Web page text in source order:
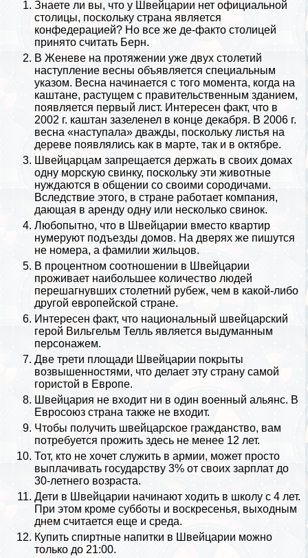
Знаете ли вы, что у Швейцарии нет официальной
столицы, поскольку страна является
конфедерацией? Но все же де-факто столицей
принято считать Берн.
В Женеве на протяжении уже двух столетий
наступление весны объявляется специальным
указом. Весна начинается с того момента, когда на
каштане, растущем с правительственным зданием,
появляется первый лист. Интересен факт, что в
2002 г. каштан зазеленел в конце декабря. В 2006 г.
весна «наступала» дважды, поскольку листья на
дереве появлялись как в марте, так и в октябре.
Швейцарцам запрещается держать в своих домах
одну морскую свинку, поскольку эти животные
нуждаются в общении со своими сородичами.
Вследствие этого, в стране работает компания,
дающая в аренду одну или несколько свинок.
Любопытно, что в Швейцарии вместо квартир
нумеруют подъезды домов. На дверях же пишутся
не номера, а фамилии жильцов.
В процентном соотношении в Швейцарии
проживает наибольшее количество людей
перешагнувших столетний рубеж, чем в какой-либо
другой европейской стране.
Интересен факт, что национальный швейцарский
герой Вильгельм Телль является выдуманным
персонажем.
Две трети площади Швейцарии покрыты
возвышенностями, что делает эту страну самой
гористой в Европе.
Швейцария не входит ни в один военный альянс. В
Евросоюз страна также не входит.
Чтобы получить швейцарское гражданство, вам
потребуется прожить здесь не менее 12 лет.
Тот, кто не хочет служить в армии, может просто
выплачивать государству 3% от своих зарплат до
30-летнего возраста.
Дети в Швейцарии начинают ходить в школу с 4 лет.
При этом кроме субботы и воскресенья, выходным
днем считается еще и среда.
Купить спиртные напитки в Швейцарии можно
только до 21:00.